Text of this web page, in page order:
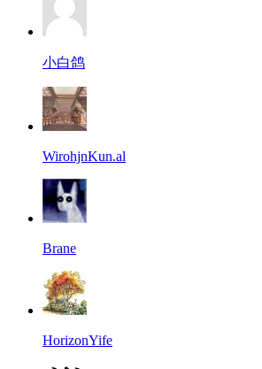
小白鸽
WirohjnKun.al
Brane
HorizonYife